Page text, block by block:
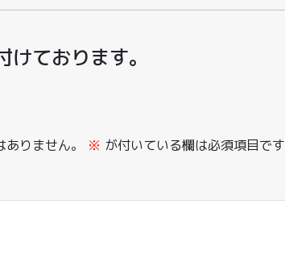
ております。
りません。 ※ が付いている欄は必須項目です